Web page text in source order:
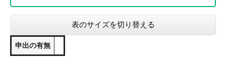
表のサイズを切り替える
申出の有無